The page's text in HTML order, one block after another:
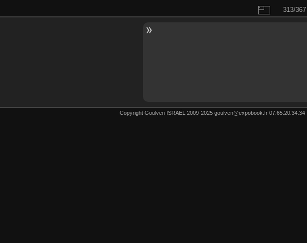
313/367
Copyright Goulven ISRAËL 2009-2025 goulven@expobook.fr 07.65.20.34.34